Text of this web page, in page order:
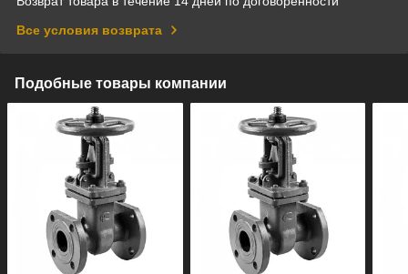
Все условия возврата
Подобные товары компании